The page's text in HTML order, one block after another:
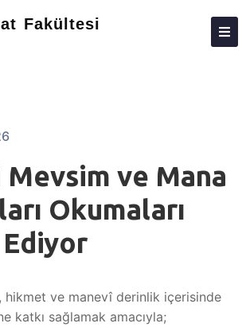
Fakültesi
Mevsim ve Mana
Okumaları
hikmet ve manevî derinlik içerisinde
katkı sağlamak amacıyla;